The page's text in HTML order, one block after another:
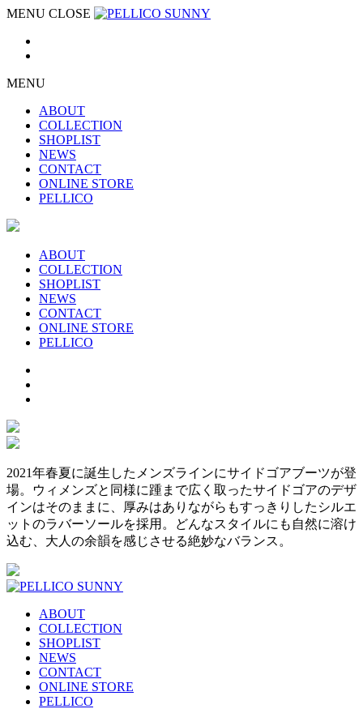
MENU CLOSE
MENU
ABOUT
COLLECTION
SHOPLIST
NEWS
CONTACT
ONLINE STORE
PELLICO
ABOUT
COLLECTION
SHOPLIST
NEWS
CONTACT
ONLINE STORE
PELLICO
2021年春夏に誕生したメンズラインにサイドゴアブーツが登
場。ウィメンズと同様に踵まで広く取ったサイドゴアのデザ
インはそのままに、厚みはありながらもすっきりしたシルエ
ットのラバーソールを採用。どんなスタイルにも自然に溶け
込む、大人の余韻を感じさせる絶妙なバランス。
ABOUT
COLLECTION
SHOPLIST
NEWS
CONTACT
ONLINE STORE
PELLICO